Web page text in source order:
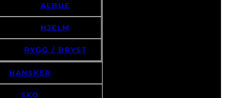
ALBUE
HJELM
RYGG / BRYST
HANSKER
SKO